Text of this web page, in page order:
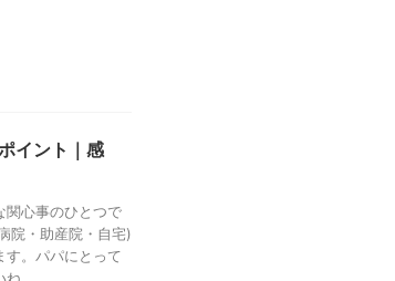
イント｜感
関心事のひとつで
院・助産院・自宅)
す。パパにとって